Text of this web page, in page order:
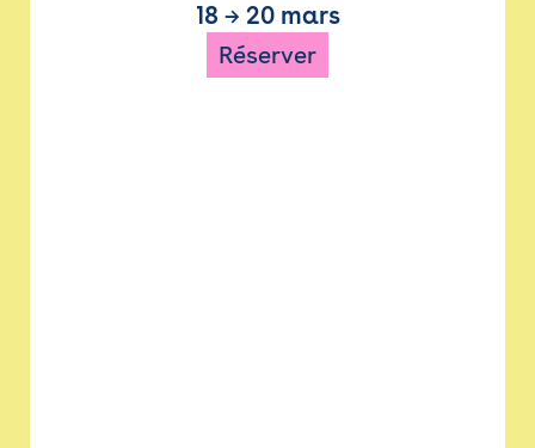
18 → 20 mars
Réserver